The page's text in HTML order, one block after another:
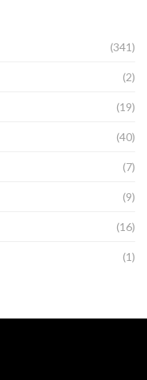
(341)
(2)
(19)
(40)
(7)
(9)
(16)
(1)